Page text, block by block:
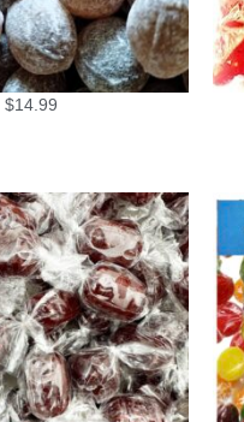
$14.99